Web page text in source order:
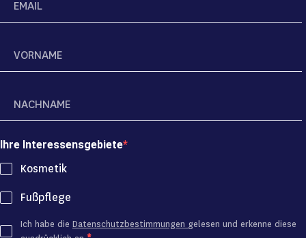
Ihre Interessensgebiete
Kosmetik
Fußpflege
Ich habe die Datenschutzbestimmungen gelesen und erkenne diese